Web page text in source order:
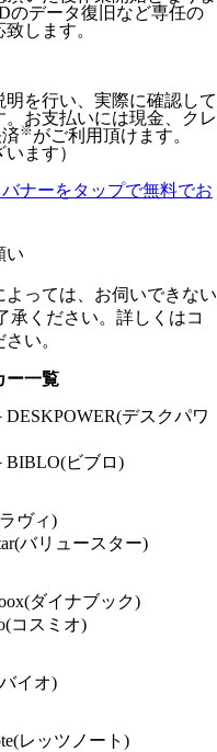
のデータ復旧など専任の
します。
を行い、実際に確認して
お支払いには現金、クレ
※がご利用頂けます。
ます）
バナーをタップで無料でお
い
っては、お伺いできない
承ください。詳しくはコ
い。
ー一覧
DESKPOWER(デスクパワ
BIBLO(ビブロ)
ヴィ)
バリュースター)
ダイナブック)
コスミオ)
イオ)
レッツノート)